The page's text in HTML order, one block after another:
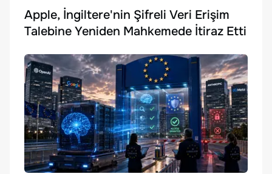
Apple, İngiltere'nin Şifreli Veri Erişim
Talebine Yeniden Mahkemede İtiraz Etti